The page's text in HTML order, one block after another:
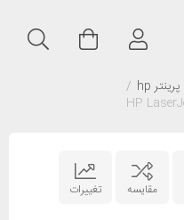
پرینتر hp
/
مقایسه تغییرات